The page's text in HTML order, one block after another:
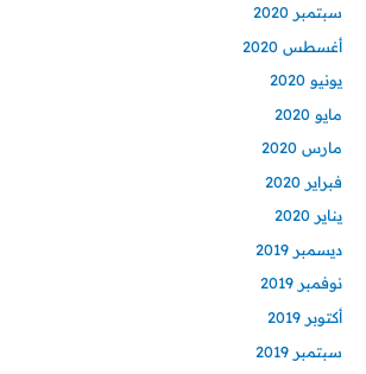
سبتمبر 2020
أغسطس 2020
يونيو 2020
مايو 2020
مارس 2020
فبراير 2020
يناير 2020
ديسمبر 2019
نوفمبر 2019
أكتوبر 2019
سبتمبر 2019